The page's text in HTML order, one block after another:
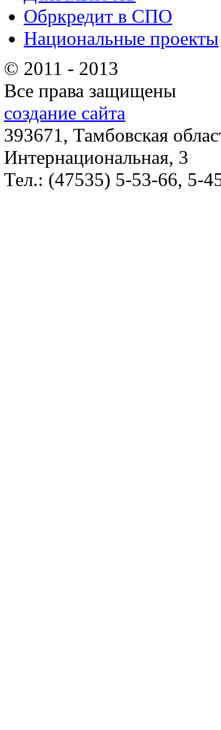
Обркредит в СПО
Национальные проекты
© 2011 - 2013
Все права защищены
создание сайта
393671, Тамбовская
Интернациональная, 3
Тел.: (47535) 5-53-66, 5-